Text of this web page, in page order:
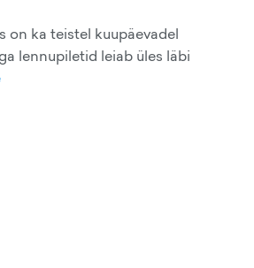
on ka teistel kuupäevadel
lennupiletid leiab üles läbi